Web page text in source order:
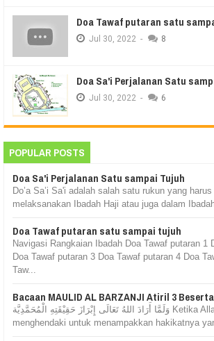
Doa Tawaf putaran satu
Jul 30, 2022 - 8
Doa Sa'i Perjalanan Satu
Jul 30, 2022 - 6
POPULAR POSTS
Doa Sa'i Perjalanan Satu sampai Tujuh
Do’a Sa’i Sa'i adalah salah satu rukun yang
melaksanakan Ibadah Haji atau juga dalam
Doa Tawaf putaran satu sampai tujuh
Navigasi Rangkaian Ibadah Doa Tawaf putaran 1
Doa Tawaf putaran 3 Doa Tawaf putaran 4 Doa
Taw...
Bacaan MAULID AL BARZANJI Atiril 3
وَلَمَّا أَرَادَ اللهُ تَعَالَى إِبْرَازَ حَقِيْقَتِهِ الْمُحَمَّدِيَّة Ketika Allah Ta‘ala
menghendaki untuk menampakkan hakikatnya